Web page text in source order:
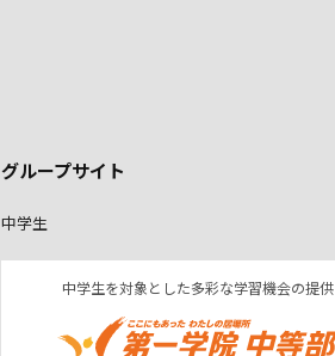
グループサイト
中学生
中学生を対象とした多彩な学習機会の提供